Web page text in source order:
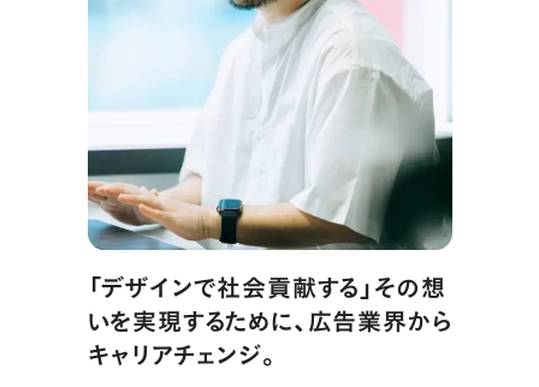
「デザインで社会貢献する」その想
いを実現するために、広告業界から
キャリアチェンジ。